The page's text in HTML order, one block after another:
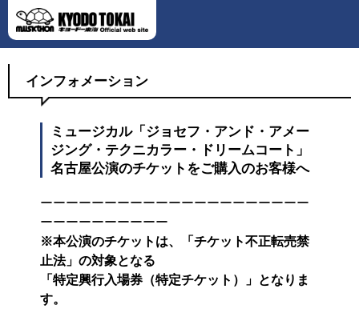
インフォメーション
ミュージカル「ジョセフ・アンド・アメー
ジング・テクニカラー・ドリームコート」
名古屋公演のチケットをご購入のお客様へ
ーーーーーーーーーーーーーーーーーーーーー
ーーーーーーーーーー
※本公演のチケットは、「チケット不正転売禁
止法」の対象となる
「特定興行入場券（特定チケット）」となりま
す。